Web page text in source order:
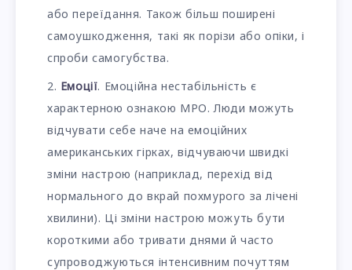
або переїдання. Також більш поширені
самоушкодження, такі як порізи або опіки, і
спроби самогубства.
Емоції. Емоційна нестабільність є
характерною ознакою МРО. Люди можуть
відчувати себе наче на емоційних
американських гірках, відчуваючи швидкі
зміни настрою (наприклад, перехід від
нормального до вкрай похмурого за лічені
хвилини). Ці зміни настрою можуть бути
короткими або тривати днями й часто
супроводжуються інтенсивним почуттям